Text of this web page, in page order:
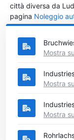
città diversa da
pagina Noleggio
quale città in
Mostra
Mostra
Mostra